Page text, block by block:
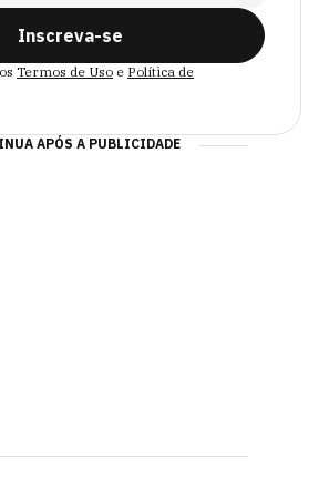
Inscreva-se
Termos de Uso e Política de
APÓS A PUBLICIDADE